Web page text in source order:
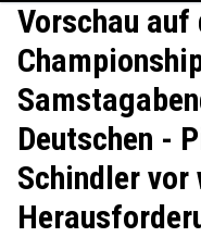
Vorschau auf
Deutschen -
Schindler vor